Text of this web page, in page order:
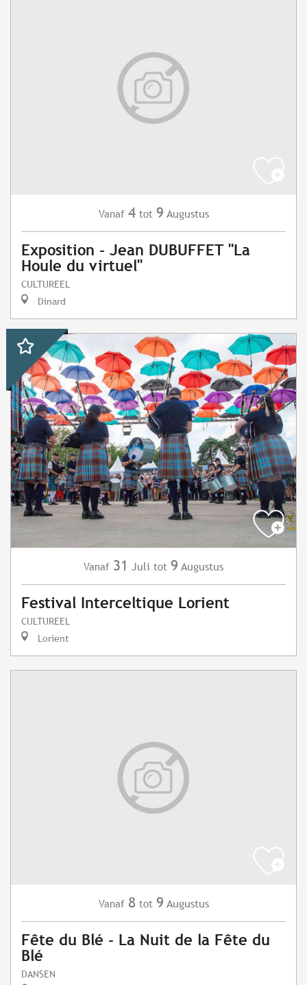
Vanaf 4 tot 9 Augustus
Exposition - Jean DUBUFFET "La
Houle du virtuel"
CULTUREEL
Dinard
Vanaf 31 Juli tot 9 Augustus
Festival Interceltique Lorient
CULTUREEL
Lorient
Vanaf 8 tot 9 Augustus
Fête du Blé - La Nuit de la Fête du
Blé
DANSEN